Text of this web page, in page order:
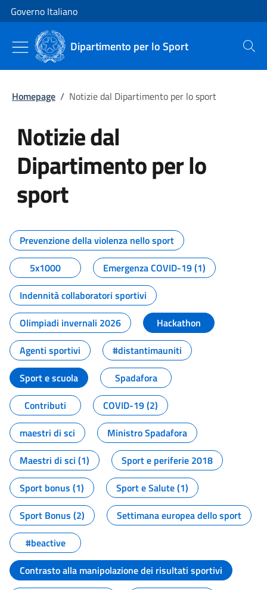
Vai al contenuto
Vai alla navigazione del sito
Governo Italiano
Dipartimento per lo Sport Cerca
Homepage / Notizie dal Dipartimento per lo sport
Notizie dal
Dipartimento per lo
sport
Tutti i contenuti della pagina
Prevenzione della violenza nello sport
5x1000
Emergenza COVID-19 (1)
Indennità collaboratori sportivi
Olimpiadi invernali 2026
Hackathon
Agenti sportivi
#distantimauniti
Sport e scuola
Spadafora
Contributi
COVID-19 (2)
maestri di sci
Ministro Spadafora
Maestri di sci (1)
Sport e periferie 2018
Sport bonus (1)
Sport e Salute (1)
Sport Bonus (2)
Settimana europea dello sport
#beactive
Contrasto alla manipolazione dei risultati sportivi